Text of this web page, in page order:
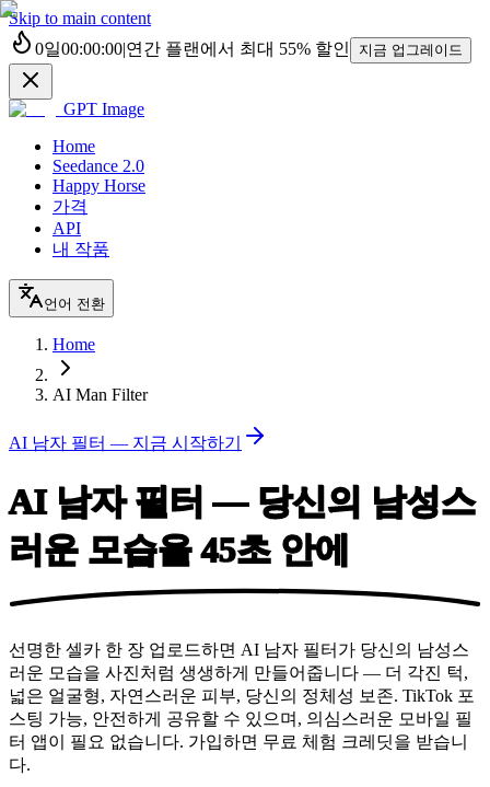
Skip to main content
0일00:00:00|연간 플랜에서 최대 55% 할인 지금 업그레이드
GPT Image
Home
Seedance 2.0
Happy Horse
가격
API
내 작품
언어 전환
Home
AI Man Filter
AI 남자 필터 — 지금 시작하기
AI 남자 필터 — 당신의 남성스
러운 모습을 45초 안에
선명한 셀카 한 장 업로드하면 AI 남자 필터가 당신의 남성스
러운 모습을 사진처럼 생생하게 만들어줍니다 — 더 각진 턱,
넓은 얼굴형, 자연스러운 피부, 당신의 정체성 보존. TikTok 포
스팅 가능, 안전하게 공유할 수 있으며, 의심스러운 모바일 필
터 앱이 필요 없습니다. 가입하면 무료 체험 크레딧을 받습니
다.